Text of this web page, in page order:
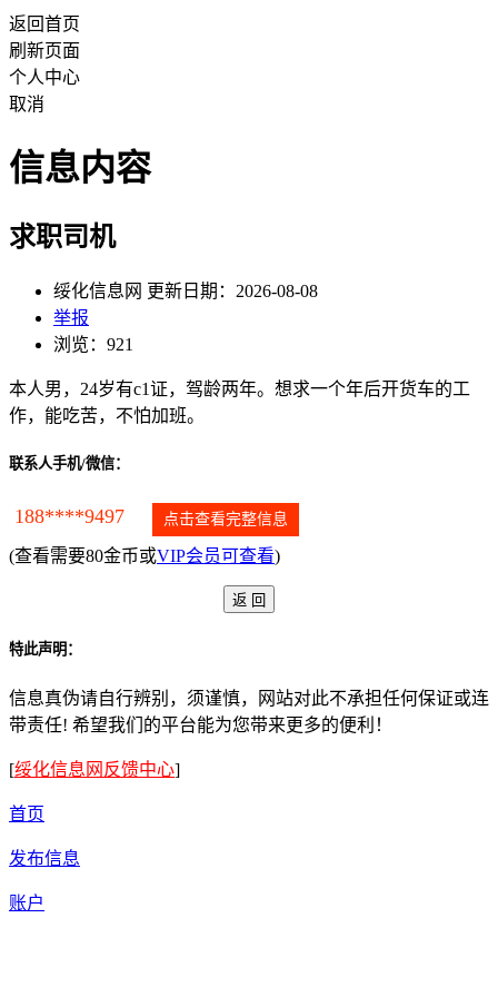
返回首页
刷新页面
个人中心
取消
信息内容
求职司机
绥化信息网 更新日期：2026-08-08
举报
浏览：921
本人男，24岁有c1证，驾龄两年。想求一个年后开货车的工
作，能吃苦，不怕加班。
联系人手机/微信：
188****9497 点击查看完整信息
(查看需要80金币或VIP会员可查看)
特此声明：
信息真伪请自行辨别，须谨慎，网站对此不承担任何保证或连
带责任! 希望我们的平台能为您带来更多的便利！
[绥化信息网反馈中心]
首页
发布信息
账户